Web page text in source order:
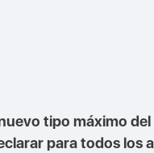
tipo máximo del
para todos los